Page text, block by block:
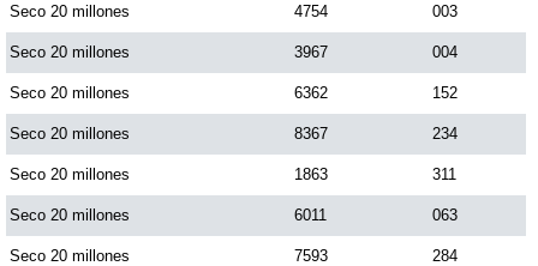
Pick 3 Día
Pick 3 Noche
Pick 4 Día
Pick 4 Noche
Seco 20 millones 4754 003
Seco 20 millones 3967 004
Seco 20 millones 6362 152
Seco 20 millones 8367 234
Seco 20 millones 1863 311
Seco 20 millones 6011 063
Seco 20 millones 7593 284